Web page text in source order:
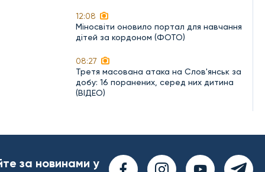
12:08
Міносвіти оновило портал для навчання
дітей за кордоном (ФОТО)
08:27
Третя масована атака на Слов'янськ за
добу: 16 поранених, серед них дитина
(ВІДЕО)
за новинами у